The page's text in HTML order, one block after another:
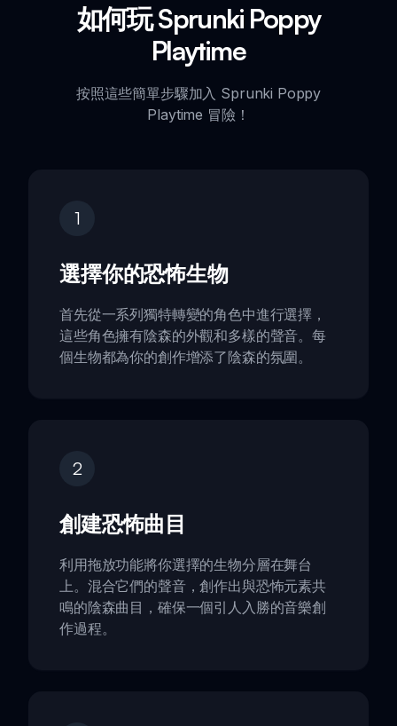
如何玩 Sprunki Poppy
Playtime
按照這些簡單步驟加入 Sprunki Poppy
Playtime 冒險！
1
選擇你的恐怖生物
首先從一系列獨特轉變的角色中進行選擇，
這些角色擁有陰森的外觀和多樣的聲音。每
個生物都為你的創作增添了陰森的氛圍。
2
創建恐怖曲目
利用拖放功能將你選擇的生物分層在舞台
上。混合它們的聲音，創作出與恐怖元素共
鳴的陰森曲目，確保一個引人入勝的音樂創
作過程。